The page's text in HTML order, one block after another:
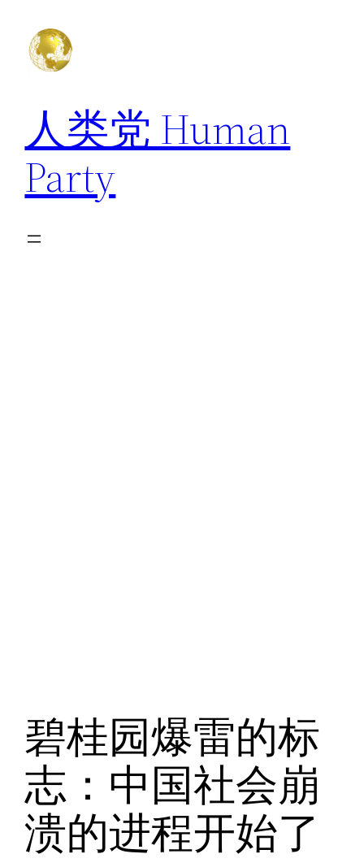
人类党 Human
Party
碧桂园爆雷的标
志：中国社会崩
溃的进程开始了